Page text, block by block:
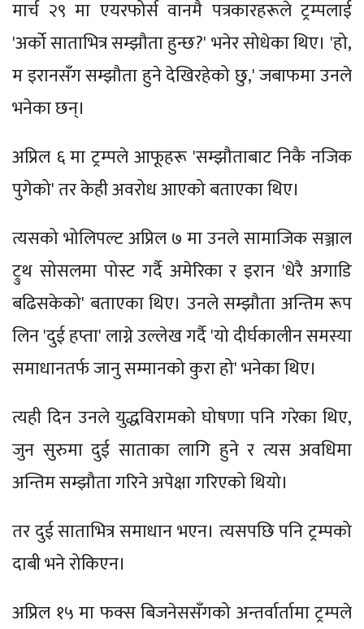
मार्च २९ मा एयरफोर्स वानमै पत्रकारहरूले ट्रम्पलाई
'अर्को साताभित्र सम्झौता हुन्छ?' भनेर सोधेका थिए। 'हो,
म इरानसँग सम्झौता हुने देखिरहेको छु,' जबाफमा उनले
भनेका छन्।
अप्रिल ६ मा ट्रम्पले आफूहरू 'सम्झौताबाट निकै नजिक
पुगेको' तर केही अवरोध आएको बताएका थिए।
त्यसको भोलिपल्ट अप्रिल ७ मा उनले सामाजिक सञ्जाल
ट्रुथ सोसलमा पोस्ट गर्दै अमेरिका र इरान 'धेरै अगाडि
बढिसकेको' बताएका थिए। उनले सम्झौता अन्तिम रूप
लिन 'दुई हप्ता' लाग्ने उल्लेख गर्दै 'यो दीर्घकालीन समस्या
समाधानतर्फ जानु सम्मानको कुरा हो' भनेका थिए।
त्यही दिन उनले युद्धविरामको घोषणा पनि गरेका थिए,
जुन सुरुमा दुई साताका लागि हुने र त्यस अवधिमा
अन्तिम सम्झौता गरिने अपेक्षा गरिएको थियो।
तर दुई साताभित्र समाधान भएन। त्यसपछि पनि ट्रम्पको
दाबी भने रोकिएन।
अप्रिल १५ मा फक्स बिजनेससँगको अन्तर्वार्तामा ट्रम्पले